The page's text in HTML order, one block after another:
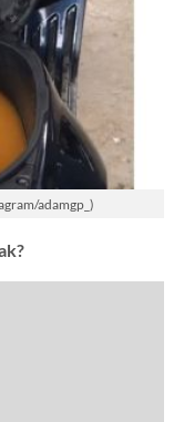
adamgp_)